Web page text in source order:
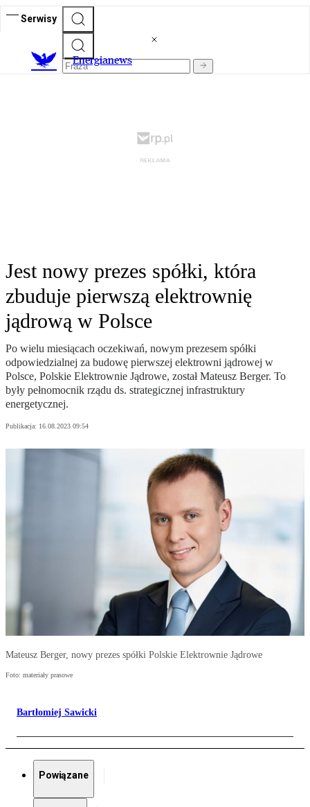
Serwisy
Energianews
Jest nowy prezes spółki, która
zbuduje pierwszą elektrownię
jądrową w Polsce
Po wielu miesiącach oczekiwań, nowym prezesem spółki
odpowiedzialnej za budowę pierwszej elektrowni jądrowej w
Polsce, Polskie Elektrownie Jądrowe, został Mateusz Berger. To
były pełnomocnik rządu ds. strategicznej infrastruktury
energetycznej.
Publikacja: 16.08.2023 09:54
Mateusz Berger, nowy prezes spółki Polskie Elektrownie Jądrowe
Foto: materiały prasowe
Bartłomiej Sawicki
Powiązane